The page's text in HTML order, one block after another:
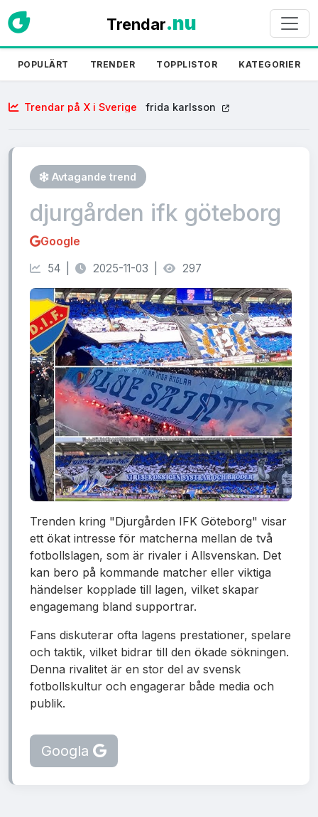
Trendar.nu
POPULÄRT TRENDER TOPPLISTOR KATEGORIER
Trendar på X i Sverige frida karlsson
Avtagande trend
djurgården ifk göteborg
Google
54 | 2025-11-03 | 297
Trenden kring "Djurgården IFK Göteborg" visar
ett ökat intresse för matcherna mellan de två
fotbollslagen, som är rivaler i Allsvenskan. Det
kan bero på kommande matcher eller viktiga
händelser kopplade till lagen, vilket skapar
engagemang bland supportrar.
Fans diskuterar ofta lagens prestationer, spelare
och taktik, vilket bidrar till den ökade sökningen.
Denna rivalitet är en stor del av svensk
fotbollskultur och engagerar både media och
publik.
Googla